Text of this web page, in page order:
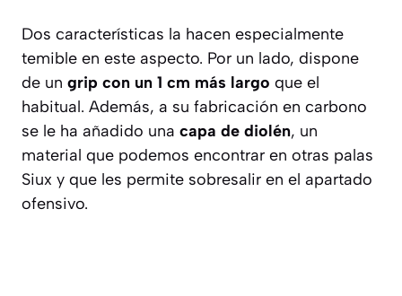
Dos características la hacen especialmente
temible en este aspecto. Por un lado, dispone
de un grip con un 1 cm más largo que el
habitual. Además, a su fabricación en carbono
se le ha añadido una capa de diolén, un
material que podemos encontrar en otras palas
Siux y que les permite sobresalir en el apartado
ofensivo.